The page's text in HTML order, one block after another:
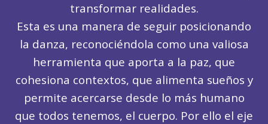
transformar realidades.
Esta es una manera de seguir posicionando
la danza, reconociéndola como una valiosa
herramienta que aporta a la paz, que
cohesiona contextos, que alimenta sueños y
permite acercarse desde lo más humano
que todos tenemos, el cuerpo. Por ello el eje